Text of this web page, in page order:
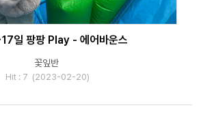
일 팡팡 Play - 에어바운스
꽃잎반
Hit : 7 (2023-02-20)